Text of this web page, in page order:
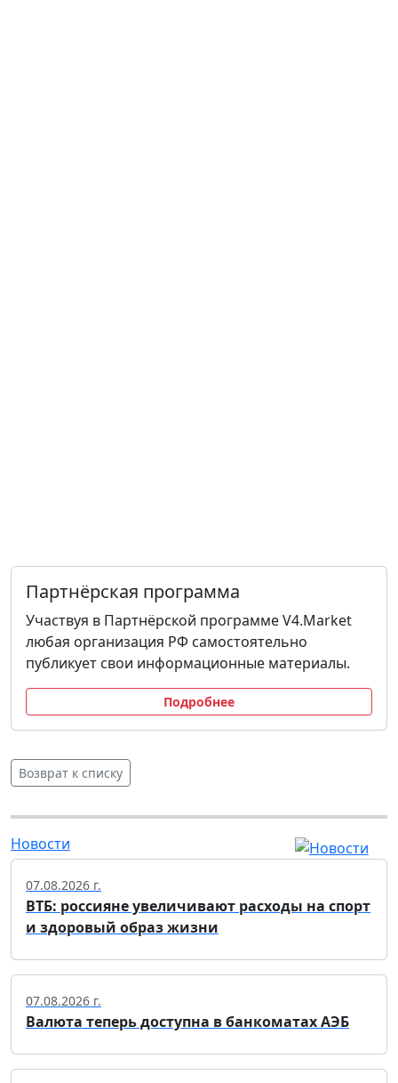
Партнёрская программа
Участвуя в Партнёрской программе V4.Market
любая организация РФ самостоятельно
публикует свои информационные материалы.
Подробнее
Возврат к списку
Новости
07.08.2026 г.
ВТБ: россияне увеличивают расходы на спорт
и здоровый образ жизни
07.08.2026 г.
Валюта теперь доступна в банкоматах АЭБ